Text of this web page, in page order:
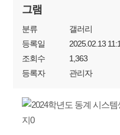
그램
분류
갤러리
등록일
2025.02.13
조회수
1,363
등록자
관리자